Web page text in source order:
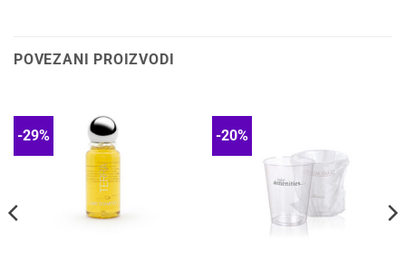
POVEZANI PROIZVODI
-29% -20%